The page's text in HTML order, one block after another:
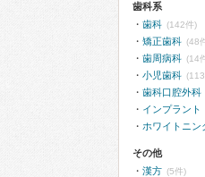
歯科系
歯科 (142件)
矯正歯科 (48
歯周病科 (14
小児歯科
歯科口腔外科
インプラント
ホワイトニン
その他
漢方 (5件)